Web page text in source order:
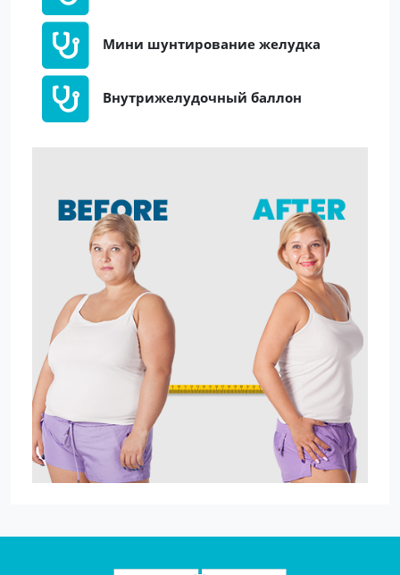
Мини шунтирование желудка
Внутрижелудочный баллон